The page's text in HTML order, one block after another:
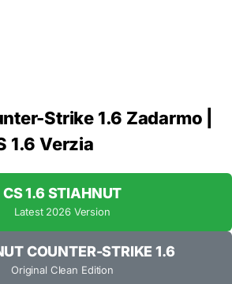
Strike 1.6 Zadarmo |
1.6 Verzia
CS 1.6 STIAHNUT
Latest 2026 Version
COUNTER-STRIKE 1.6
Original Clean Edition